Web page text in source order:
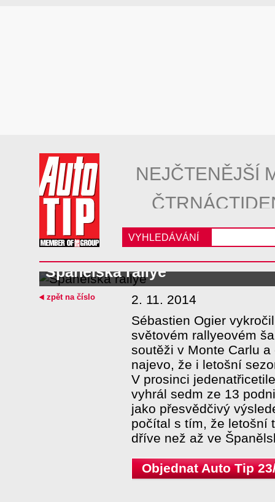
NEJČTENĚJŠÍ
VYHLEDÁVÁNÍ
Španělská rallye
2. 11. 2014
Sébastien Ogier
světovém rallyeovém
soutěži v Monte Carlu
najevo, že i letošní
V prosinci
vyhrál sedm ze 13
jako přesvědčivý
počítal s tím, že letošní
dříve než až ve
Objednat Auto Tip
zpět na číslo